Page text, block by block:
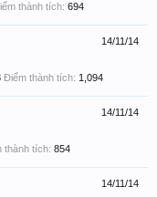
thành tích: 694
14/11/14
Điểm thành tích: 1,094
14/11/14
thành tích: 854
14/11/14